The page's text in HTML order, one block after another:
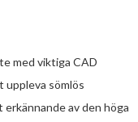
med viktiga CAD
sömlös
av den höga